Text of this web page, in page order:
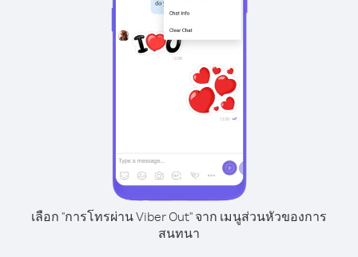
เลือก "การโทรผ่าน Viber Out" จาก เมนูส่วนหัวของการ
สนทนา